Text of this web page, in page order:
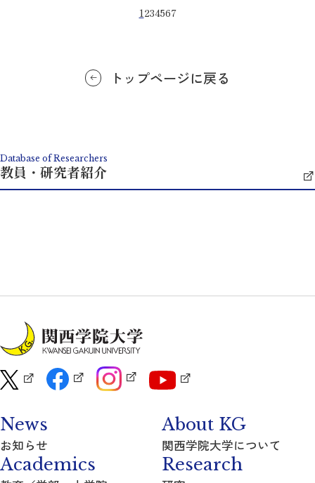
1234567
トップページに戻る
Database of Researchers
教員・研究者紹介
News
お知らせ
About KG
関西学院大学について
Academics Research